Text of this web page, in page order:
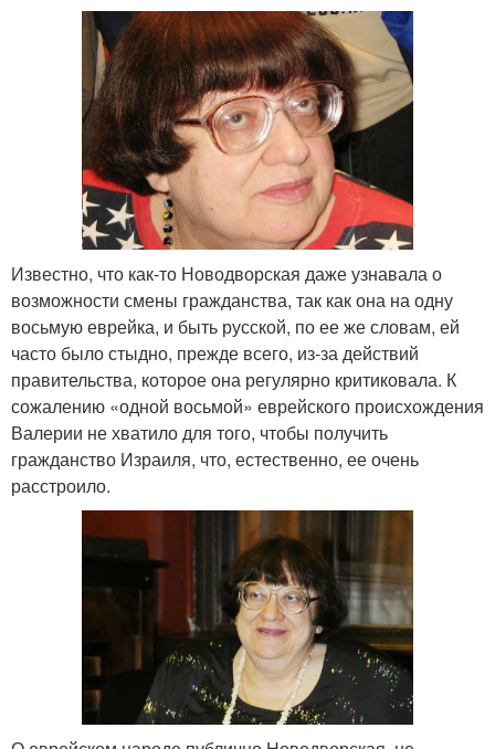
Известно, что как-то Новодворская даже узнавала о
возможности смены гражданства, так как она на одну
восьмую еврейка, и быть русской, по ее же словам, ей
часто было стыдно, прежде всего, из-за действий
правительства, которое она регулярно критиковала. К
сожалению «одной восьмой» еврейского происхождения
Валерии не хватило для того, чтобы получить
гражданство Израиля, что, естественно, ее очень
расстроило.